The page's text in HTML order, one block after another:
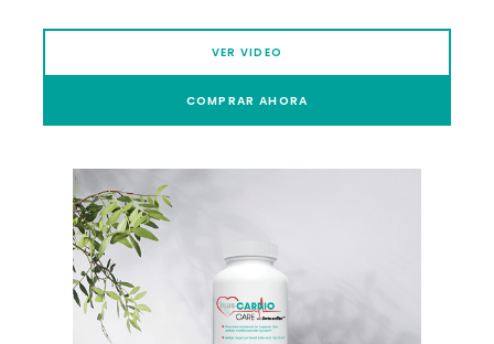
VER VIDEO
COMPRAR AHORA